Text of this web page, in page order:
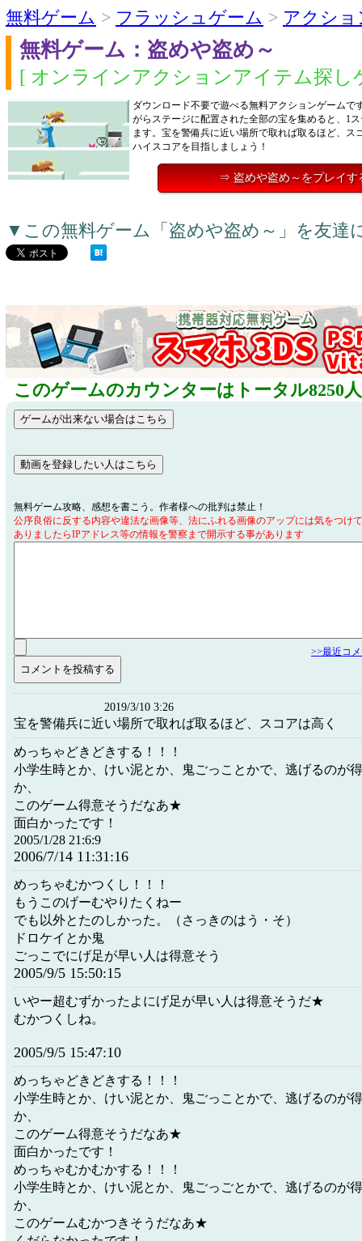
無料ゲーム > フラッシュゲーム > アクショ
無料ゲーム：盗めや盗め～
[ オンラインアクションアイテム探し
ダウンロード不要で遊べる無料アクションゲームで
がらステージに配置された全部の宝を集めると、1
ます。宝を警備兵に近い場所で取れば取るほど、ス
ハイスコアを目指しましょう！
⇒ 盗めや盗め～をプレイす
▼この無料ゲーム「盗めや盗め～」を友達
このゲームのカウンターはトータル8250
無料ゲーム攻略、感想を書こう。作者様への批判は禁止！
公序良俗に反する内容や違法な画像等、法にふれる画像のアップには気をつけ
ありましたらIPアドレス等の情報を警察まで開示する事があります
>>最近コ
2019/3/10 3:26
宝を警備兵に近い場所で取れば取るほど、スコアは高く
めっちゃどきどきする！！！
小学生時とか、けい泥とか、鬼ごっことかで、逃げるのが
か、
このゲーム得意そうだなあ★
面白かったです！
2005/1/28 21:6:9
2006/7/14 11:31:16
めっちゃむかつくし！！！
もうこのげーむやりたくねー
でも以外とたのしかった。（さっきのはう・そ）
ドロケイとか鬼
ごっこでにげ足が早い人は得意そう
2005/9/5 15:50:15
いやー超むずかったよにげ足が早い人は得意そうだ★
むかつくしね。
2005/9/5 15:47:10
めっちゃどきどきする！！！
小学生時とか、けい泥とか、鬼ごっことかで、逃げるのが
か、
このゲーム得意そうだなあ★
面白かったです！
めっちゃむかむかする！！！
小学生時とか、けい泥とか、鬼ごっごとかで、逃げるのが
か、
このゲームむかつきそうだなあ★